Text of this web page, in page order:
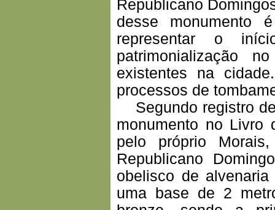
Republicano
desse monumento
representar o
patrimonialização
existentes na
processos de
Segundo registro
monumento no Livro
pelo próprio
Republicano
obelisco de
uma base de 2